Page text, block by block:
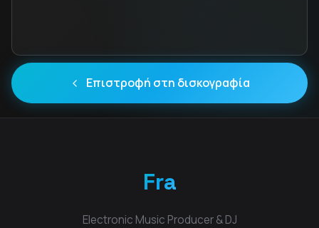
Επιστροφή στη δισκογραφία
Fra
Electronic Music Producer & DJ